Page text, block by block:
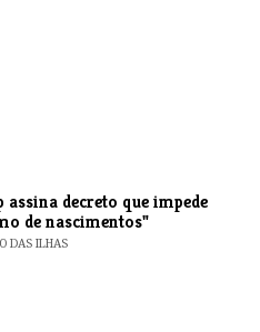
assina decreto que impede
de nascimentos"
DAS ILHAS